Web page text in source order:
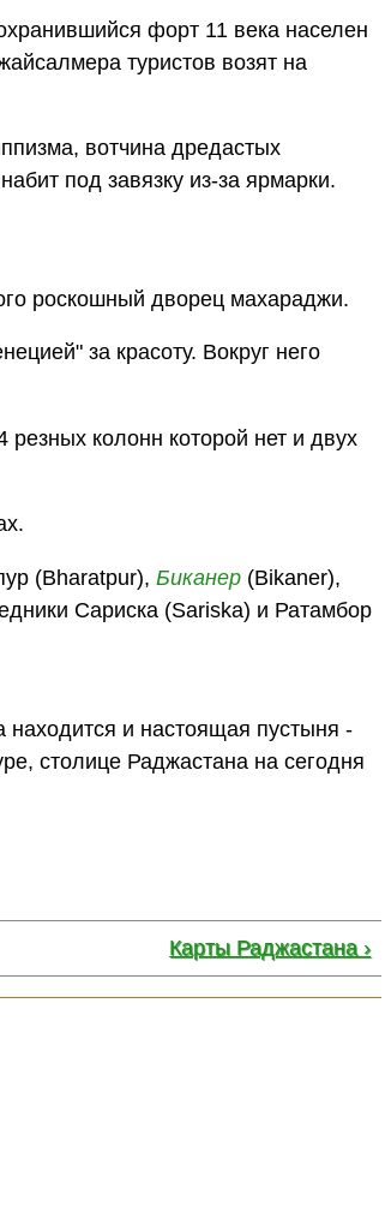
форт 11 века населен
туристов возят на
вотчина дредастых
под завязку из-за ярмарки.
роскошный дворец махараджи.
за красоту. Вокруг него
колонн которой нет и двух
(Bharatpur),Биканер (Bikaner),
Сариска (Sariska) и Ратамбор
и настоящая пустыня -
столице Раджастана на сегодня
Карты Раджастана ›